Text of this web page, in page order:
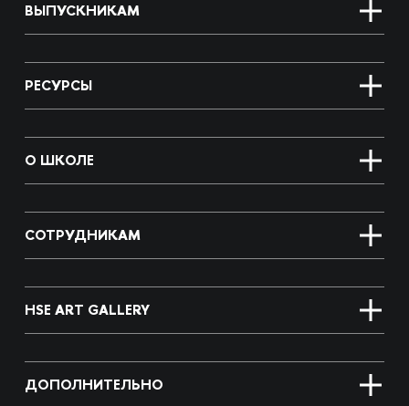
ВЫПУСКНИКАМ
РЕСУРСЫ
О ШКОЛЕ
СОТРУДНИКАМ
HSE ART GALLERY
ДОПОЛНИТЕЛЬНО